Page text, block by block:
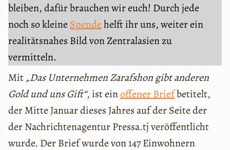
bleiben, dafür brauchen wir euch! Durch jede
noch so kleine Spendehelft ihr uns, weiter ein
realitätsnahes Bild von Zentralasien zu
vermitteln.
Mit„Das Unternehmen Zarafshon gibt anderen
Gold und uns Gift“, ist einoffener Briefbetitelt,
der Mitte Januar dieses Jahres auf der Seite der
der Nachrichtenagentur Pressa.tj veröffentlicht
wurde. Der Brief wurde von 147 Einwohnern